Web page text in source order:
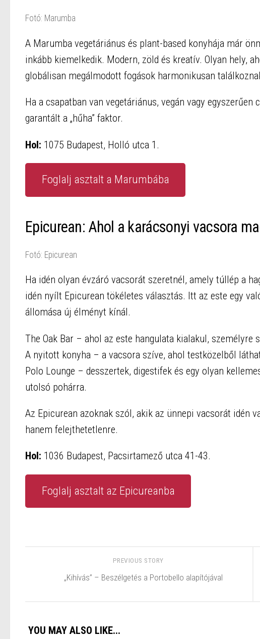
Fotó: Marumba
A Marumba vegetáriánus és plant-based konyhája már
inkább kiemelkedik. Modern, zöld és kreatív. Olyan hely,
globálisan megálmodott fogások harmonikusan
Ha a csapatban van vegetáriánus, vegán vagy
garantált a „hűha” faktor.
Hol: 1075 Budapest, Holló utca 1.
Foglalj asztalt a Marumbába
Epicurean: Ahol a karácsonyi vacsora
Fotó: Epicurean
Ha idén olyan évzáró vacsorát szeretnél, amely túllép a
idén nyílt Epicurean tökéletes választás. Itt az este egy
állomása új élményt kínál.
The Oak Bar – ahol az este hangulata kialakul,
A nyitott konyha – a vacsora szíve, ahol testközelből
Polo Lounge – desszertek, digestifek és egy olyan
utolsó pohárra.
Az Epicurean azoknak szól, akik az ünnepi vacsorát idén
hanem felejthetetlenre.
Hol: 1036 Budapest, Pacsirtamező utca 41-43.
Foglalj asztalt az Epicureanba
PREVIOUS STORY
„Kihívás” – Beszélgetés a Portobello alapítójával
YOU MAY ALSO LIKE...